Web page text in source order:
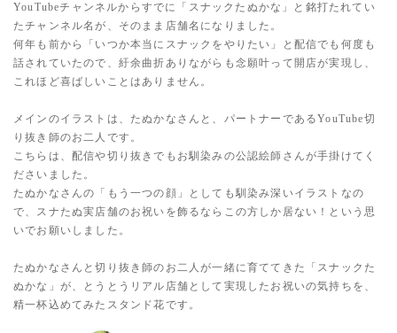
YouTubeチャンネルからすでに「スナックたぬかな」と銘打たれてい
たチャンネル名が、そのまま店舗名になりました。
何年も前から「いつか本当にスナックをやりたい」と配信でも何度も
話されていたので、紆余曲折ありながらも念願叶って開店が実現し、
これほど喜ばしいことはありません。
メインのイラストは、たぬかなさんと、パートナーであるYouTube切
り抜き師のお二人です。
こちらは、配信や切り抜きでもお馴染みの公認絵師さんが手掛けてく
ださいました。
たぬかなさんの「もう一つの顔」としても馴染み深いイラストなの
で、スナたぬ実店舗のお祝いを飾るならこの方しか居ない！という思
いでお願いしました。
たぬかなさんと切り抜き師のお二人が一緒に育ててきた「スナックた
ぬかな」が、とうとうリアル店舗として実現したお祝いの気持ちを、
精一杯込めてみたスタンド花です。